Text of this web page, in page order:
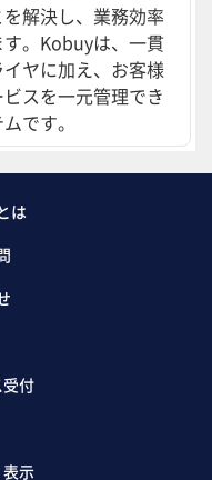
解決し、業務効率
。Kobuyは、一貫
ヤに加え、お客様
スを一元管理でき
です。
は
付
示